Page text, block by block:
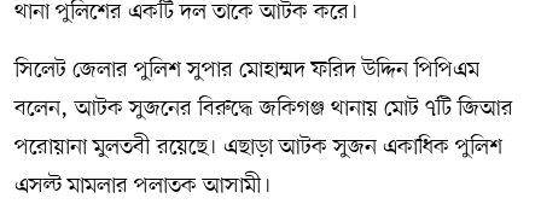
থানা পুলিশের একটি দল তাকে আটক করে।
সিলেট জেলার পুলিশ সুপার মোহাম্মদ ফরিদ উদ্দিন পিপিএম
বলেন, আটক সুজনের বিরুদ্ধে জকিগঞ্জ থানায় মোট ৭টি জিআর
পরোয়ানা মুলতবী রয়েছে। এছাড়া আটক সুজন একাধিক পুলিশ
এসল্ট মামলার পলাতক আসামী।